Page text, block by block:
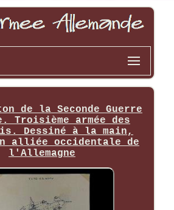
de la Seconde Guerre
Troisième armée des
Dessiné à la main,
alliée occidentale de
l'Allemagne